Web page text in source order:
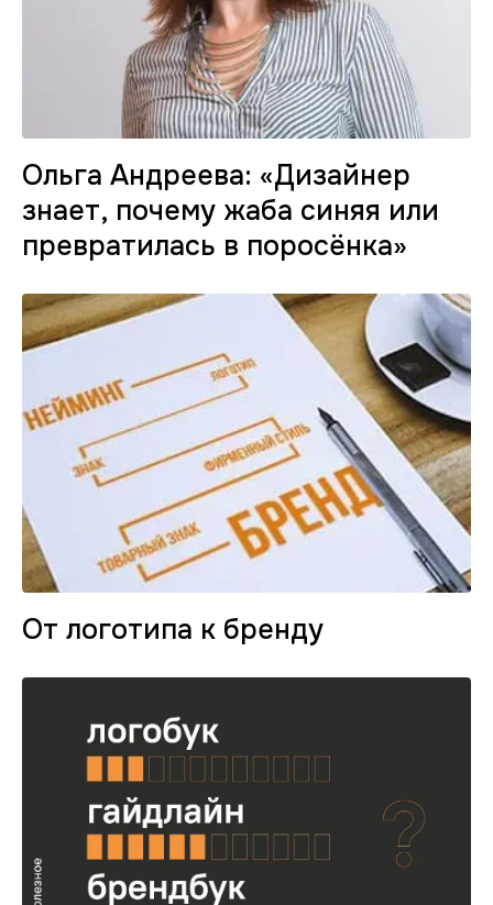
Ольга Андреева: «Дизайнер
знает, почему жаба синяя или
превратилась в поросёнка»
От логотипа к бренду